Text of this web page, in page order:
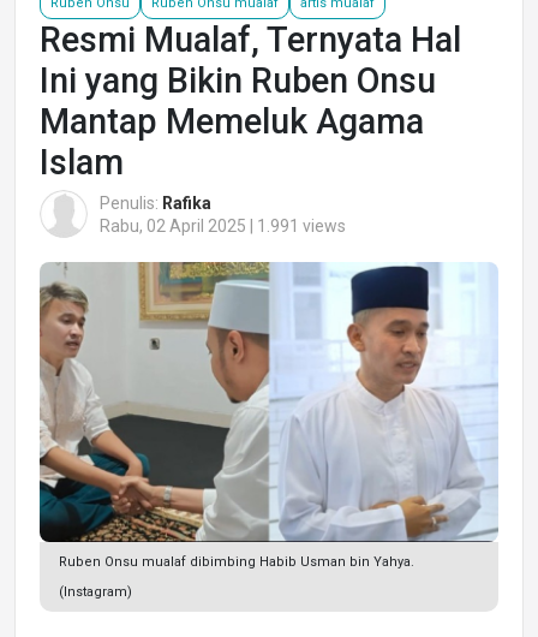
Resmi Mualaf, Ternyata Hal
Ini yang Bikin Ruben Onsu
Mantap Memeluk Agama
Islam
Penulis: Rafika
Rabu, 02 April 2025 | 1.991 views
Ruben Onsu mualaf dibimbing Habib Usman bin Yahya.
(Instagram)